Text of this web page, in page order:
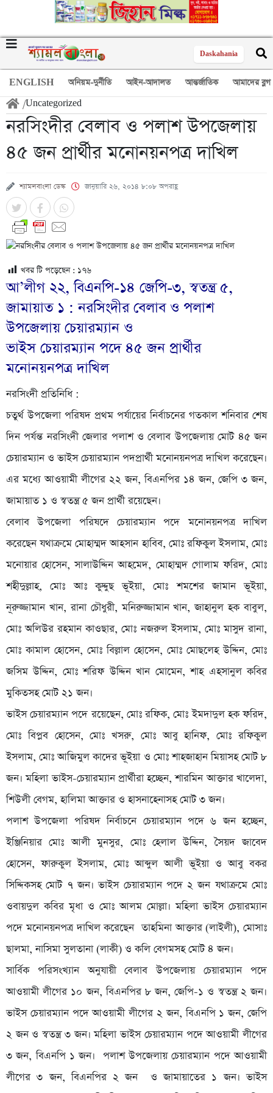
Daskahania
ENGLISH অনিয়ম-দুর্নীতি আইন-আদালত আন্তর্জাতিক আমাদের ব্লগ
/Uncategorized
নরসিংদীর বেলাব ও পলাশ উপজেলায়
৪৫ জন প্রার্থীর মনোনয়নপত্র দাখিল
শ্যামলবাংলা ডেস্ক জানুয়ারি ২৬, ২০১৪ ৮:০৮ অপরাহ্ণ
খবর টি পড়েছেন : ১৭৬
আ’লীগ ২২, বিএনপি-১৪ জেপি-৩, স্বতন্ত্র ৫,
জামায়াত ১ : নরসিংদীর বেলাব ও পলাশ
উপজেলায় চেয়ারম্যান ও
ভাইস চেয়ারম্যান পদে ৪৫ জন প্রার্থীর
মনোনয়নপত্র দাখিল
নরসিংদী প্রতিনিধি :
চতুর্থ উপজেলা পরিষদ প্রথম পর্যায়ের নির্বাচনের গতকাল শনিবার শেষ
দিন পর্যন্ত নরসিংদী জেলার পলাশ ও বেলাব উপজেলায় মোট ৪৫ জন
চেয়ারম্যান ও ভাইস চেয়ারম্যান পদপ্রার্থী মনোনয়নপত্র দাখিল করেছেন।
এর মধ্যে আওয়ামী লীগের ২২ জন, বিএনপির ১৪ জন, জেপি ৩ জন,
জামায়াত ১ ও স্বতন্ত্র ৫ জন প্রার্থী রয়েছেন।
বেলাব উপজেলা পরিষদে চেয়ারম্যান পদে মনোনয়নপত্র দাখিল
করেছেন যথাক্রমে মোহাম্মদ আহসান হাবিব, মোঃ রফিকুল ইসলাম, মোঃ
মনোয়ার হোসেন, সালাউদ্দিন আহমেদ, মোহাম্মদ গোলাম ফরিদ, মোঃ
শহীদুল্লাহ, মোঃ আঃ কুদ্দুছ ভূইয়া, মোঃ শমশের জামান ভূইয়া,
নূরুজ্জামান খান, রানা চৌধুরী, মনিরুজ্জামান খান, জাহানুল হক বাবুল,
মোঃ অলিউর রহমান কাওছার, মোঃ নজরুল ইসলাম, মোঃ মাসুদ রানা,
মোঃ কামাল হোসেন, মোঃ বিল্লাল হোসেন, মোঃ মোছলেহ উদ্দিন, মোঃ
জসিম উদ্দিন, মোঃ শরিফ উদ্দিন খান মোমেন, শাহ এহসানুল কবির
মুকিতসহ মোট ২১ জন।
ভাইস চেয়ারম্যান পদে রয়েছেন, মোঃ রফিক, মোঃ ইমদাদুল হক ফরিদ,
মোঃ বিপ্লব হোসেন, মোঃ খসরু, মোঃ আবু হানিফ, মোঃ রফিকুল
ইসলাম, মোঃ আজিমুল কাদের ভূইয়া ও মোঃ শাহজাহান মিয়াসহ মোট ৮
জন। মহিলা ভাইস-চেয়ারম্যান প্রার্থীরা হচ্ছেন, শারমিন আক্তার খালেদা,
শিউলী বেগম, হালিমা আক্তার ও হাসনাহেনাসহ মোট ৩ জন।
পলাশ উপজেলা পরিষদ নির্বাচনে চেয়ারম্যান পদে ৬ জন হচ্ছেন,
ইঞ্জিনিয়ার মোঃ আলী মুনসুর, মোঃ হেলাল উদ্দিন, সৈয়দ জাবেদ
হোসেন, ফারুকুল ইসলাম, মোঃ আব্দুল আলী ভূইয়া ও আবু বকর
সিদ্দিকসহ মোট ৭ জন। ভাইস চেয়ারম্যান পদে ২ জন যথাক্রমে মোঃ
ওবায়দুল কবির মৃধা ও মোঃ আলম মোল্লা। মহিলা ভাইস চেয়ারম্যান
পদে মনোনয়নপত্র দাখিল করেছেন তাহমিনা আক্তার (লাইলী), মোসাঃ
ছালমা, নাসিমা সুলতানা (লাকী) ও কলি বেগমসহ মোট ৪ জন।
সার্বিক পরিসংখ্যান অনুযায়ী বেলাব উপজেলায় চেয়ারম্যান পদে
আওয়ামী লীগের ১০ জন, বিএনপির ৮ জন, জেপি-১ ও স্বতন্ত্র ২ জন।
ভাইস চেয়ারম্যান পদে আওয়ামী লীগের ২ জন, বিএনপি ১ জন, জেপি
২ জন ও স্বতন্ত্র ৩ জন। মহিলা ভাইস চেয়ারম্যান পদে আওয়ামী লীগের
৩ জন, বিএনপি ১ জন। পলাশ উপজেলায় চেয়ারম্যান পদে আওয়ামী
লীগের ৩ জন, বিএনপির ২ জন ও জামায়াতের ১ জন। ভাইস